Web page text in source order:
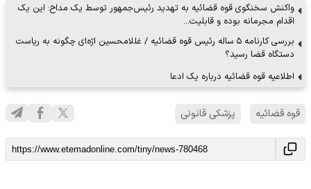
واکنش سخنگوی قوه قضائیه به تهدید رئیس‌جمهور توسط یک مداح: این یک
اقدام مجرمانه بوده و قابلیت…
بررسی کارنامه ۵ ساله رئیس قوه قضائیه / غللامحسین اژه‌ای چگونه به ریاست
دستگاه قضا رسید؟
اطلاعیه قوه قضائیه درباره یک ادعا
قوه قضائیه پزشکی قانونی